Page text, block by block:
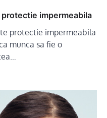
impermeabila
protectie impermeabila
munca sa fie o